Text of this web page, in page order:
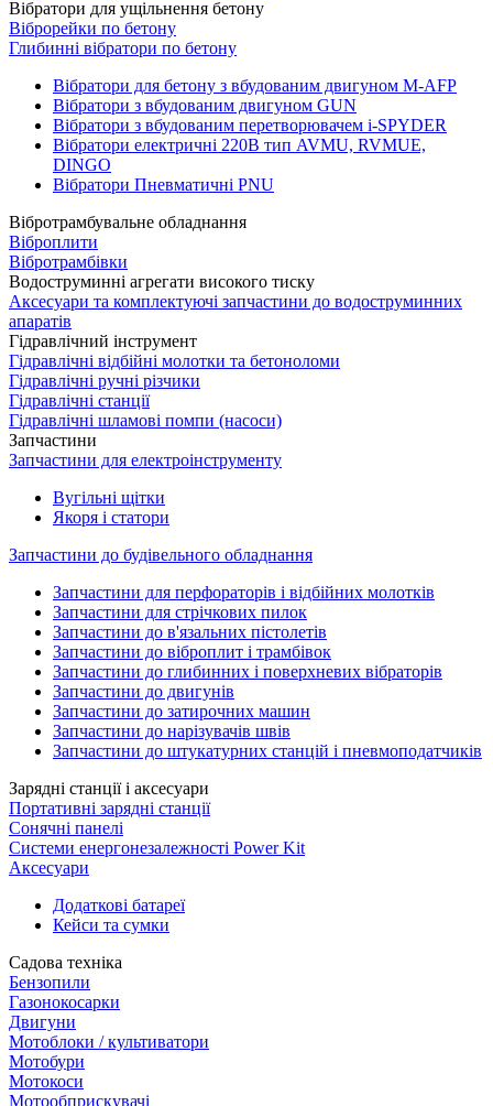
Вібратори для ущільнення бетону
Віброрейки по бетону
Глибинні вібратори по бетону
Вібратори для бетону з вбудованим двигуном M-AFP
Вібратори з вбудованим двигуном GUN
Вібратори з вбудованим перетворювачем i-SPYDER
Вібратори електричні 220B тип AVMU, RVMUE,
DINGO
Вібратори Пневматичні PNU
Вібротрамбувальне обладнання
Віброплити
Вібротрамбівки
Водоструминні агрегати високого тиску
Аксесуари та комплектуючі запчастини до водоструминних
апаратів
Гідравлічний інструмент
Гідравлічні відбійні молотки та бетоноломи
Гідравлічні ручні різчики
Гідравлічні станції
Гідравлічні шламові помпи (насоси)
Запчастини
Запчастини для електроінструменту
Вугільні щітки
Якоря і статори
Запчастини до будівельного обладнання
Запчастини для перфораторів і відбійних молотків
Запчастини для стрічкових пилок
Запчастини до в'язальних пістолетів
Запчастини до віброплит і трамбівок
Запчастини до глибинних і поверхневих вібраторів
Запчастини до двигунів
Запчастини до затирочних машин
Запчастини до нарізувачів швів
Запчастини до штукатурних станцій і пневмоподатчиків
Зарядні станції і аксесуари
Портативні зарядні станції
Сонячні панелі
Системи енергонезалежності Power Kit
Аксесуари
Додаткові батареї
Кейси та сумки
Садова техніка
Бензопили
Газонокосарки
Двигуни
Мотоблоки / культиватори
Мотобури
Мотокоси
Мотообприскувачі